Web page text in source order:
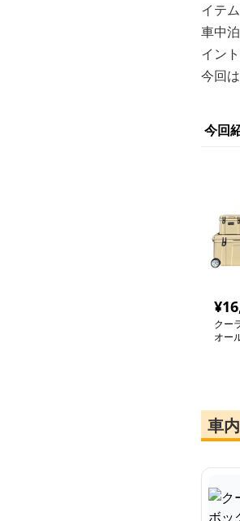
イテム
車中
イン
今回
今回
¥
クー
オー
車